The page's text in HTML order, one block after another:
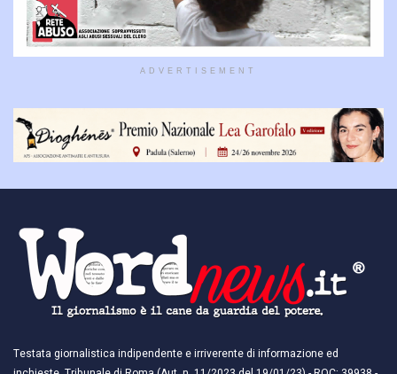
ADVERTISEMENT
Testata giornalistica indipendente e irriverente di informazione ed